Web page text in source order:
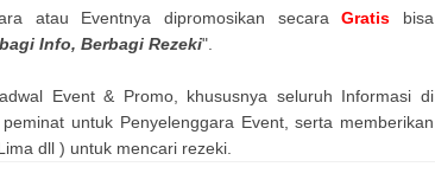
atau Eventnya dipromosikan secaraGratis bisa
Info, Berbagi Rezeki".
Event & Promo, khususnya seluruh Informasi di
untuk Penyelenggara Event, serta memberikan
dll ) untuk mencari rezeki.